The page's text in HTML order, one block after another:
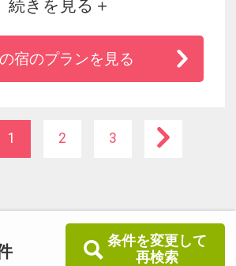
条件を変更して
再検索
(火)以降
円未満
円以上(税抜き料金）
泊当たり300円
続きを見る
宿のプランを見る
1 2 3